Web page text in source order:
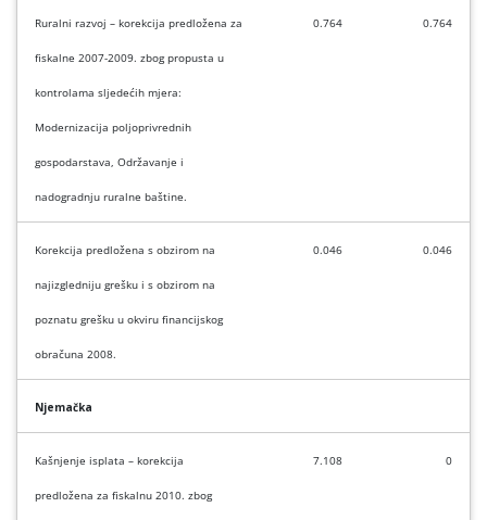
Ruralni razvoj – korekcija predložena za
fiskalne 2007-2009. zbog propusta u
kontrolama sljedećih mjera:
Modernizacija poljoprivrednih
gospodarstava, Održavanje i
nadogradnju ruralne baštine.
0.764 0.764
Korekcija predložena s obzirom na
najizgledniju grešku i s obzirom na
poznatu grešku u okviru financijskog
obračuna 2008.
0.046 0.046
Njemačka
Kašnjenje isplata – korekcija
predložena za fiskalnu 2010. zbog
7.108 0